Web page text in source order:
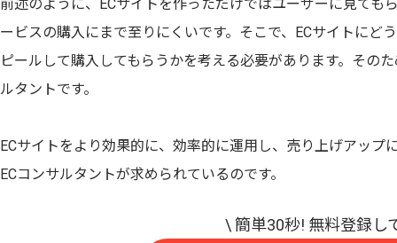
前述のように、ECサイトを作っただけではユーザーに見ても
ービスの購入にまで至りにくいです。そこで、ECサイトにど
ピールして購入してもらうかを考える必要があります。その
ルタントです。
ECサイトをより効果的に、効率的に運用し、売り上げアップ
ECコンサルタントが求められているのです。